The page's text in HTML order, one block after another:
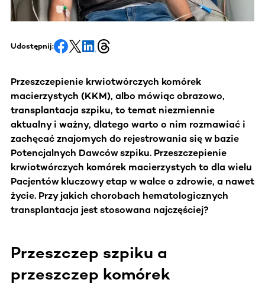
Udostępnij:
Przeszczepienie krwiotwórczych komórek
macierzystych (KKM), albo mówiąc obrazowo,
transplantacja szpiku, to temat niezmiennie
aktualny i ważny, dlatego warto o nim rozmawiać i
zachęcać znajomych do rejestrowania się w bazie
Potencjalnych Dawców szpiku. Przeszczepienie
krwiotwórczych komórek macierzystych to dla wielu
Pacjentów kluczowy etap w walce o zdrowie, a nawet
życie. Przy jakich chorobach hematologicznych
transplantacja jest stosowana najczęściej?
Przeszczep szpiku a
przeszczep komórek